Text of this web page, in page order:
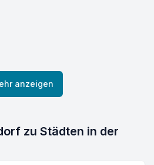
anzeigen
zu Städten in der